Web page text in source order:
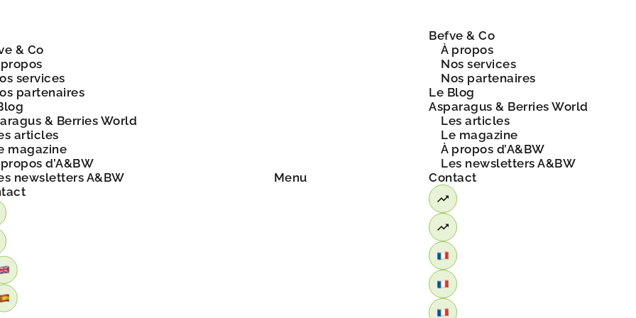
& Co
services
partenaires
& Berries World
articles
magazine
d’A&BW
newsletters A&BW
Menu
Befve & Co
À propos
Nos services
Nos partenaires
Le Blog
Asparagus & Berries World
Les articles
Le magazine
À propos d’A&BW
Les newsletters A&BW
Contact